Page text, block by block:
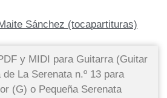
Sánchez (tocapartituras)
y MIDI para Guitarra (Guitar
La Serenata n.º 13 para
(G) o Pequeña Serenata